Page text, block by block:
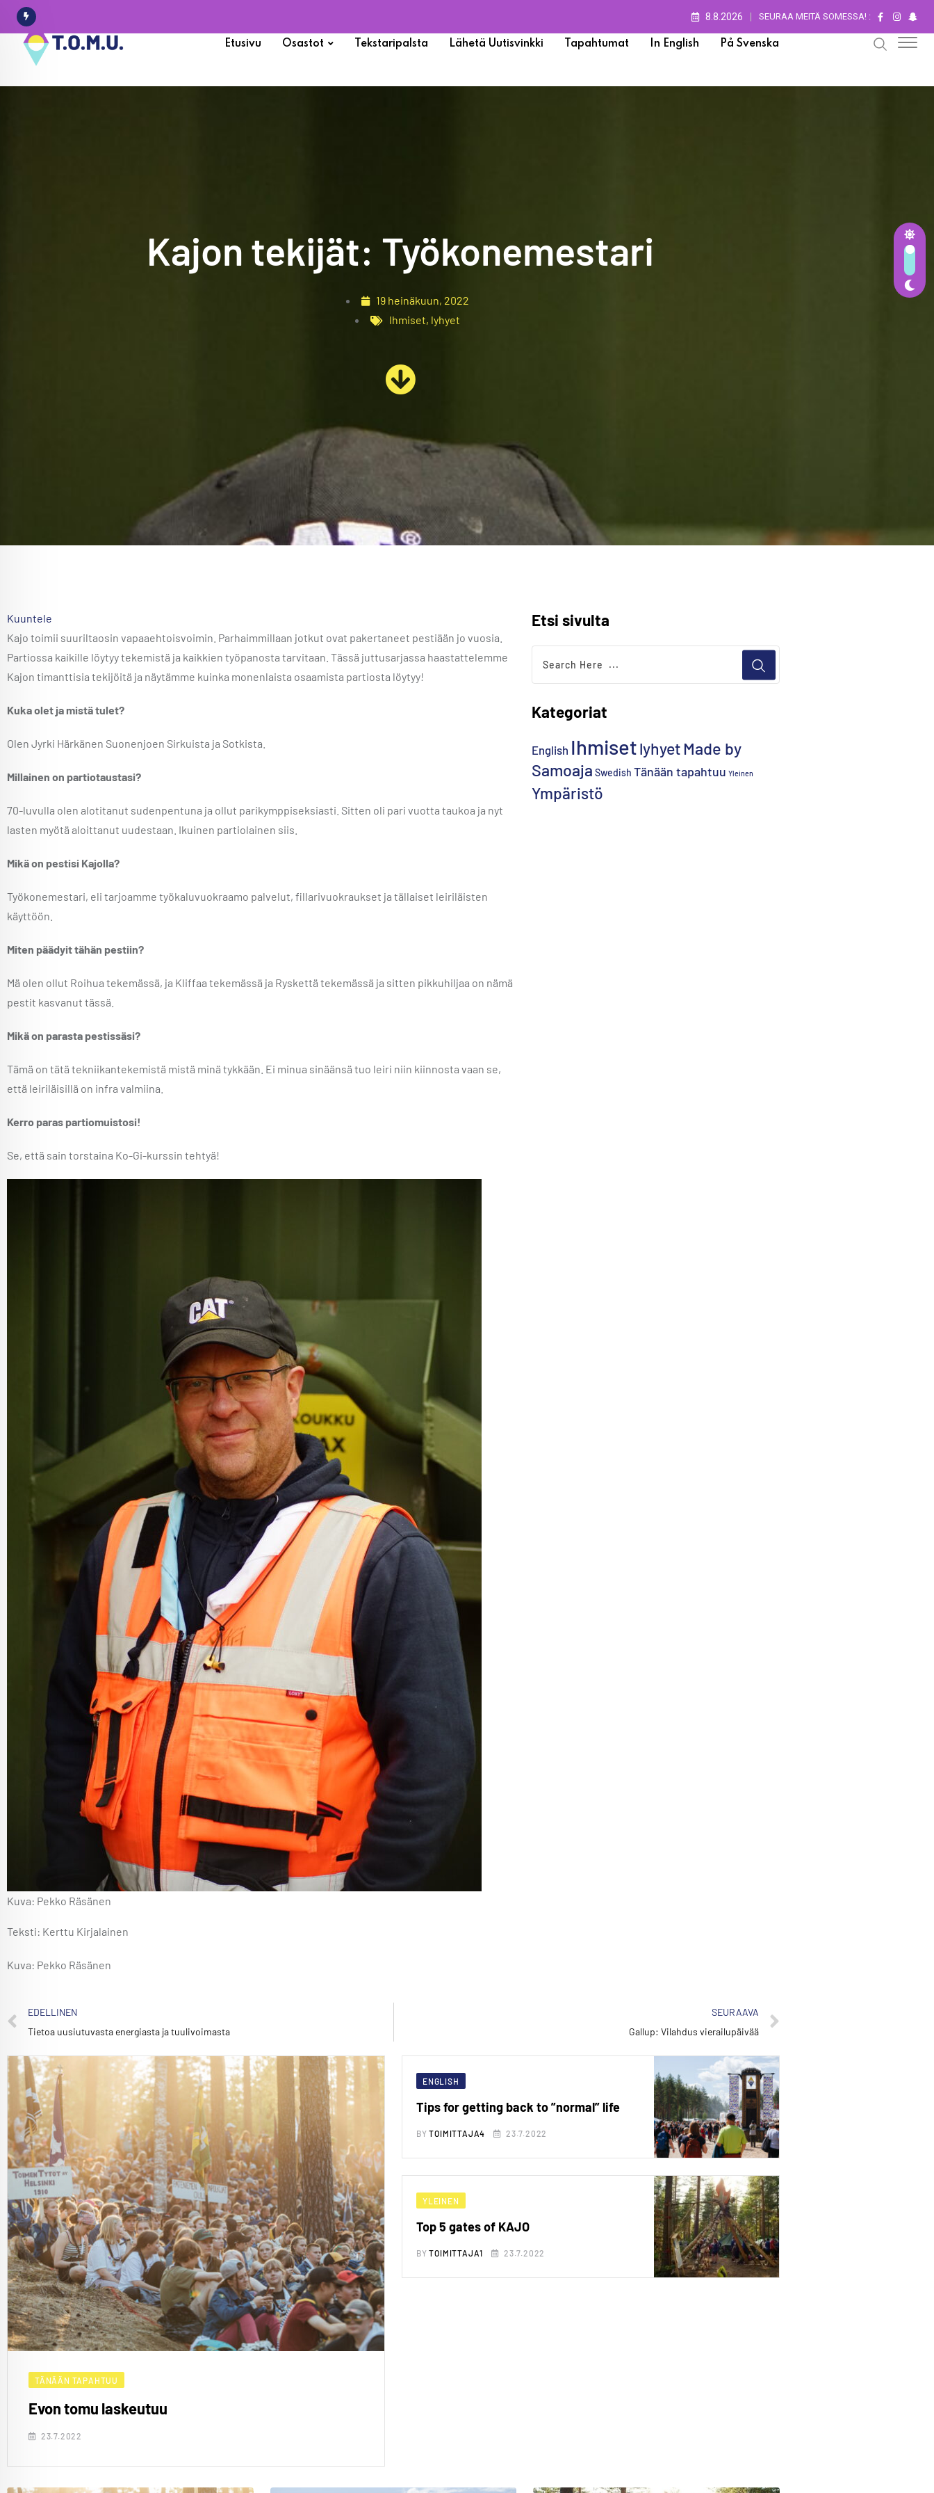
8.8.2026 SEURAA MEITÄ SOMESSA! :
Etusivu Osastot Tekstaripalsta Lähetä Uutisvinkki Tapahtumat In English På Svenska
Kajon tekijät: Työkonemestari
19 heinäkuun, 2022
Ihmiset, lyhyet
Kuuntele
Kajo toimii suuriltaosin vapaaehtoisvoimin. Parhaimmillaan jotkut ovat pakertaneet pestiään jo vuosia.
Partiossa kaikille löytyy tekemistä ja kaikkien työpanosta tarvitaan. Tässä juttusarjassa haastattelemme
Kajon timanttisia tekijöitä ja näytämme kuinka monenlaista osaamista partiosta löytyy!
Kuka olet ja mistä tulet?
Olen Jyrki Härkänen Suonenjoen Sirkuista ja Sotkista.
Millainen on partiotaustasi?
70-luvulla olen alotitanut sudenpentuna ja ollut parikymppiseksiasti. Sitten oli pari vuotta taukoa ja nyt
lasten myötä aloittanut uudestaan. Ikuinen partiolainen siis.
Mikä on pestisi Kajolla?
Työkonemestari, eli tarjoamme työkaluvuokraamo palvelut, fillarivuokraukset ja tällaiset leiriläisten
käyttöön.
Miten päädyit tähän pestiin?
Mä olen ollut Roihua tekemässä, ja Kliffaa tekemässä ja Ryskettä tekemässä ja sitten pikkuhiljaa on nämä
pestit kasvanut tässä.
Mikä on parasta pestissäsi?
Tämä on tätä tekniikantekemistä mistä minä tykkään. Ei minua sinäänsä tuo leiri niin kiinnosta vaan se,
että leiriläisillä on infra valmiina.
Kerro paras partiomuistosi!
Se, että sain torstaina Ko-Gi-kurssin tehtyä!
Kuva: Pekko Räsänen
Teksti: Kerttu Kirjalainen
Kuva: Pekko Räsänen
Etsi sivulta
Kategoriat
English Ihmisetlyhyet Made by
Samoaja Swedish Tänään tapahtuu Yleinen
Ympäristö
EDELLINEN
Tietoa uusiutuvasta energiasta ja tuulivoimasta
SEURAAVA
Gallup: Vilahdus vierailupäivää
TÄNÄÄN TAPAHTUU
Evon tomu laskeutuu
23.7.2022
ENGLISH
Tips for getting back to ”normal” life
BYTOIMITTAJA4 23.7.2022
YLEINEN
Top 5 gates of KAJO
BYTOIMITTAJA1 23.7.2022